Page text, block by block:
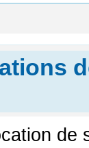
de